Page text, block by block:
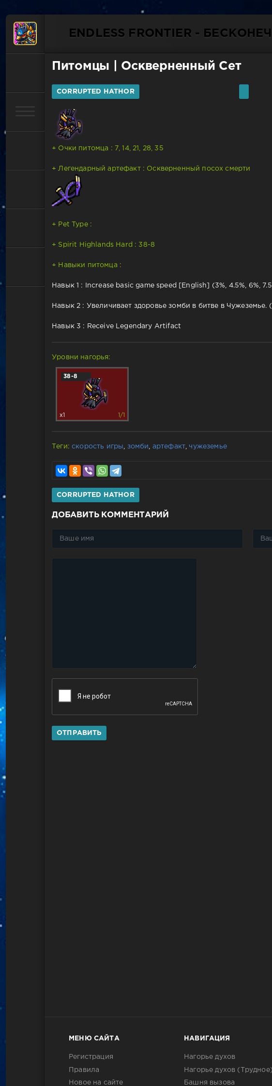
ENDLESS FRONTIER -
Питомцы | Оскверненный Сет
CORRUPTED HATHOR
+ Очки питомца : 7, 14, 21, 28, 35
+ Легендарный артефакт : Оскверненный посох смерти
+ Pet Type :
+ Spirit Highlands Hard : 38-8
+ Навыки питомца :
Навык 1 : Increase basic game speed [English] (3%, 4.5%, 6%,
Навык 2 : Увеличивает здоровье зомби в битве в Чужеземье.
Навык 3 : Receive Legendary Artifact
Уровни нагорья:
38-8
x1 1/1
Теги: скорость игры зомби артефакт чужеземье
CORRUPTED HATHOR
ДОБАВИТЬ КОММЕНТАРИЙ
ОТПРАВИТЬ
МЕНЮ САЙТА
Регистрация
Правила
Новое на сайте
НАВИГАЦИЯ
Нагорье духов
Нагорье духов (Трудное)
Башня вызова